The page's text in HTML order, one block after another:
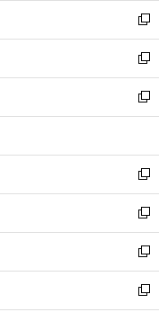
く
で
開
く
ド
ウ
で
開
く
ィ
ン
ド
ウ
で
開
し
い
ウ
ィ
ン
ド
ウ
開
く
新
し
い
ウ
ィ
ン
ウ
で
開
く
新
し
い
ウ
ン
ド
ウ
で
開
く
新
し
ウ
ィ
ン
ド
ウ
で
開
く
新
し
い
ウ
ィ
ン
ド
ウ
新
し
い
ウ
ィ
ン
新
し
い
ウ
新
し